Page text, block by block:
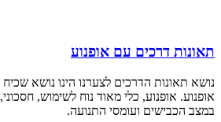
תאונות דרכים עם אופנוע
נושא תאונות הדרכים לצערנו הינו נושא
אופנוע. אופנוע, כלי מאוד נוח לשימוש,
במצב הכבישים ועומסי התנועה.